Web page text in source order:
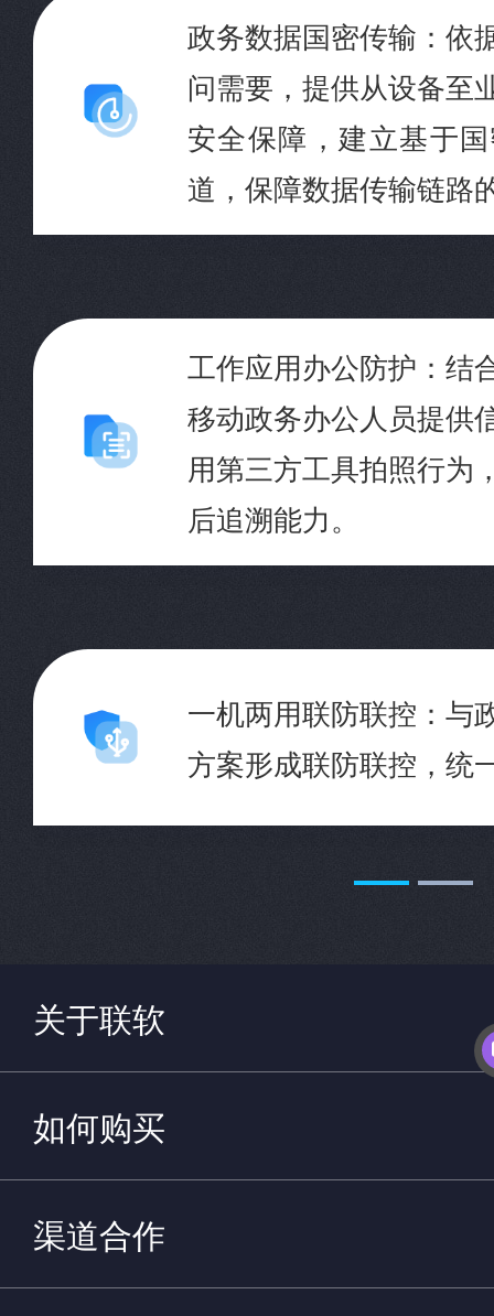
政务数据国密传输：依
问需要，提供从设备至
安全保障，建立基于
道，保障数据传输链路
工作应用办公防护：结
移动政务办公人员提供
用第三方工具拍照行为
后追溯能力。
一机两用联防联控：与
方案形成联防联控，统
关于联软
如何购买
渠道合作